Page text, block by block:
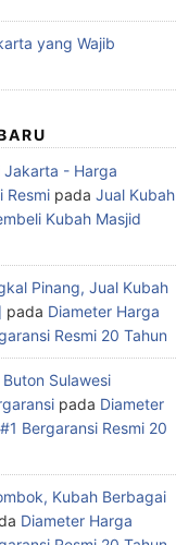
yang Wajib
Jakarta - Harga
Resmi pada Jual Kubah
Kubah Masjid
Pinang, Jual Kubah
pada Diameter Harga
Resmi 20 Tahun
Sulawesi
pada Diameter
Bergaransi Resmi 20
Kubah Berbagai
Diameter Harga